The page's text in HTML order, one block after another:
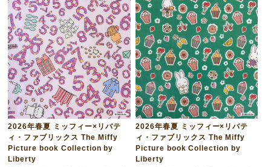
2026年春夏 ミッフィー×リバテ
ィ・ファブリックス The Miffy
Picture book Collection by
Liberty
2026年春夏 ミッフィー×リバテ
ィ・ファブリックス The Miffy
Picture book Collection by
Liberty